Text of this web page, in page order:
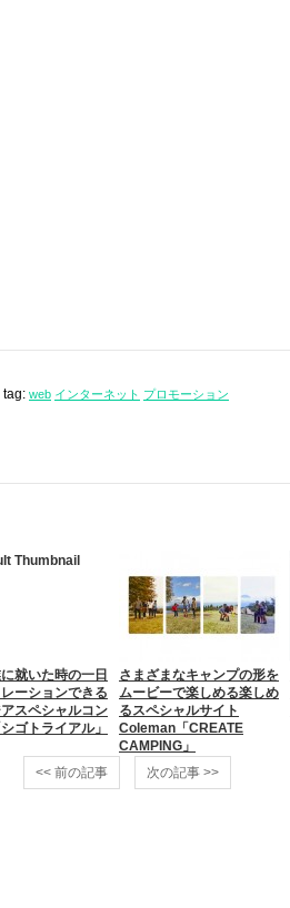
tag: web インターネット プロモーション
就いた時の一日
ーションできる
スペシャルコン
ゴトライアル」
さまざまなキャンプの形を
ムービーで楽しめる楽しめ
るスペシャルサイト
Coleman「CREATE
CAMPING」
<< 前の記事 次の記事 >>